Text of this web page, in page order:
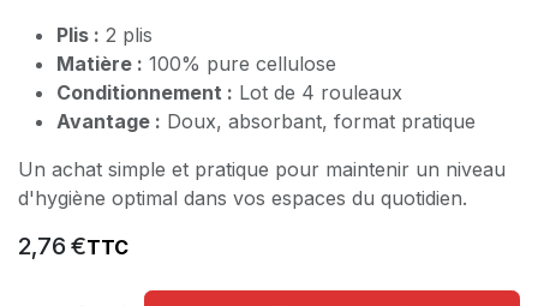
Plis : 2 plis
Matière : 100% pure cellulose
Conditionnement : Lot de 4 rouleaux
Avantage : Doux, absorbant, format pratique
Un achat simple et pratique pour maintenir un niveau
d'hygiène optimal dans vos espaces du quotidien.
2,76 €TTC